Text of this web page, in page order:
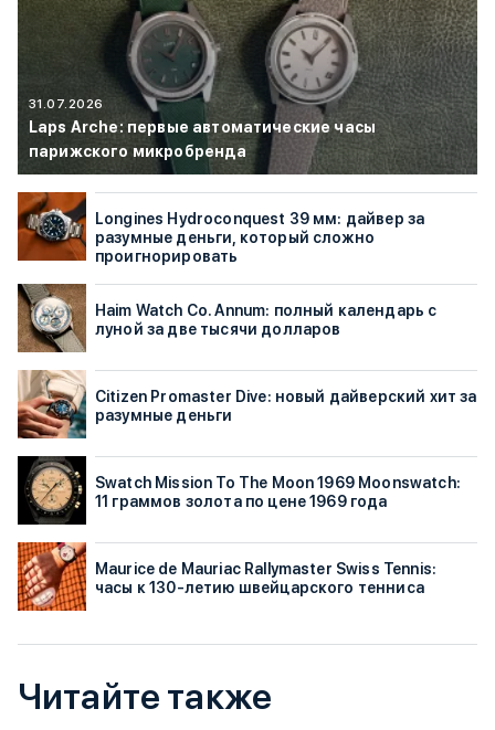
31.07.2026
Laps Arche: первые автоматические часы
парижского микробренда
Longines Hydroconquest 39 мм: дайвер за
разумные деньги, который сложно
проигнорировать
Haim Watch Co. Annum: полный календарь с
луной за две тысячи долларов
Citizen Promaster Dive: новый дайверский хит за
разумные деньги
Swatch Mission To The Moon 1969 Moonswatch:
11 граммов золота по цене 1969 года
Maurice de Mauriac Rallymaster Swiss Tennis:
часы к 130-летию швейцарского тенниса
Читайте также